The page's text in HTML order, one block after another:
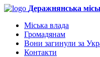
Деражнянська
Міська влада
Громадянам
Вони загинули за
Контакти